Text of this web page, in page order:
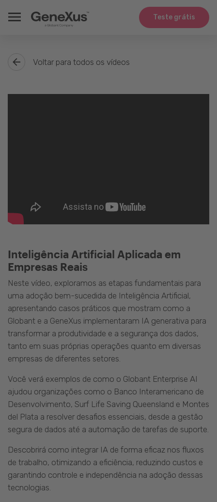
Teste grátis
Voltar para todos os vídeos
Inteligência Artificial Aplicada em
Empresas Reais
Neste vídeo, exploramos as etapas fundamentais para
uma adoção bem-sucedida de Inteligência Artificial,
apresentando casos práticos que mostram como a
Globant e a GeneXus implementaram IA generativa para
transformar a produtividade e a segurança dos dados,
tanto em suas próprias operações quanto em diversas
empresas de diferentes setores.
Você verá exemplos de como o Globant Enterprise AI
ajudou organizações como o Banco Interamericano de
Desenvolvimento, Surf Life Saving Queensland e Montes
del Plata a resolver desafios essenciais, desde a gestão
segura de dados até a automação de tarefas de suporte.
Descobrirá como integrar IA de forma eficaz nos fluxos
de trabalho, otimizando a eficiência, reduzindo custos e
garantindo controle e independência na adoção dessas
tecnologias.